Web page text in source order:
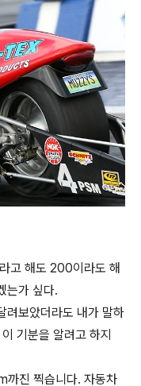
고 해도 200이라도 해
는가 싶다.
려보았더라도 내가 말하
기분을 알려고 하지
까진 찍습니다. 자동차